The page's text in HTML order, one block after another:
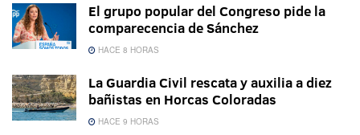
El grupo popular del Congreso pide la
comparecencia de Sánchez
HACE 8 HORAS
La Guardia Civil rescata y auxilia a diez
bañistas en Horcas Coloradas
HACE 9 HORAS